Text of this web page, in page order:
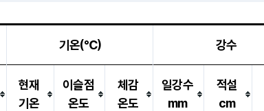
기온(℃) 강수
현재
기온
이슬점
온도
체감
온도
일강수
mm
적설
cm